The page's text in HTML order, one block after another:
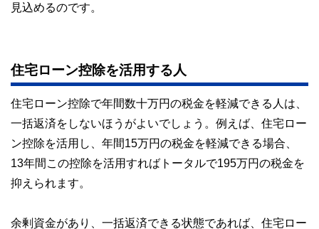
見込めるのです。
住宅ローン控除を活用する人
住宅ローン控除で年間数十万円の税金を軽減できる人は、
一括返済をしないほうがよいでしょう。例えば、住宅ロー
ン控除を活用し、年間15万円の税金を軽減できる場合、
13年間この控除を活用すればトータルで195万円の税金を
抑えられます。
余剰資金があり、一括返済できる状態であれば、住宅ロー